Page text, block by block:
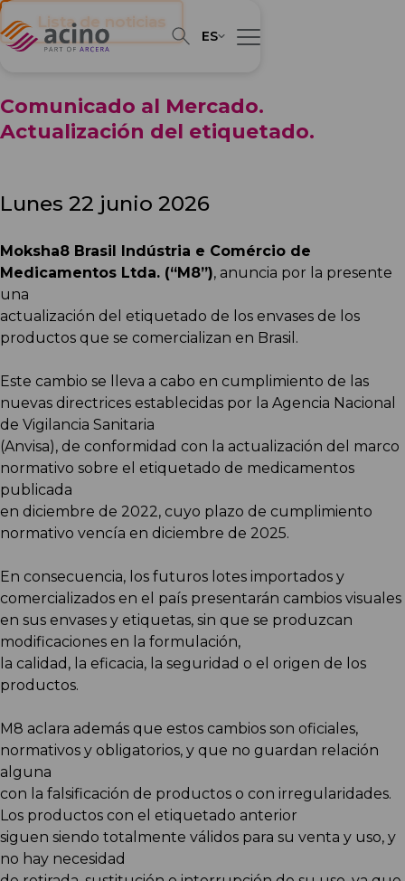
ES
← Lista de noticias
Comunicado al Mercado.
Actualización del etiquetado.
lunes 22 junio 2026
Moksha8 Brasil Indústria e Comércio de
Medicamentos Ltda. (“M8”), anuncia por la presente
una
actualización del etiquetado de los envases de los
productos que se comercializan en Brasil.
Este cambio se lleva a cabo en cumplimiento de las
nuevas directrices establecidas por la Agencia Nacional
de Vigilancia Sanitaria
(Anvisa), de conformidad con la actualización del marco
normativo sobre el etiquetado de medicamentos
publicada
en diciembre de 2022, cuyo plazo de cumplimiento
normativo vencía en diciembre de 2025.
En consecuencia, los futuros lotes importados y
comercializados en el país presentarán cambios visuales
en sus envases y etiquetas, sin que se produzcan
modificaciones en la formulación,
la calidad, la eficacia, la seguridad o el origen de los
productos.
M8 aclara además que estos cambios son oficiales,
normativos y obligatorios, y que no guardan relación
alguna
con la falsificación de productos o con irregularidades.
Los productos con el etiquetado anterior
siguen siendo totalmente válidos para su venta y uso, y
no hay necesidad